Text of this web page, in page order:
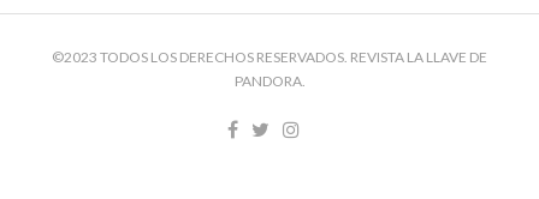
©2023 TODOS LOS DERECHOS RESERVADOS. REVISTA LA LLAVE DE
PANDORA.